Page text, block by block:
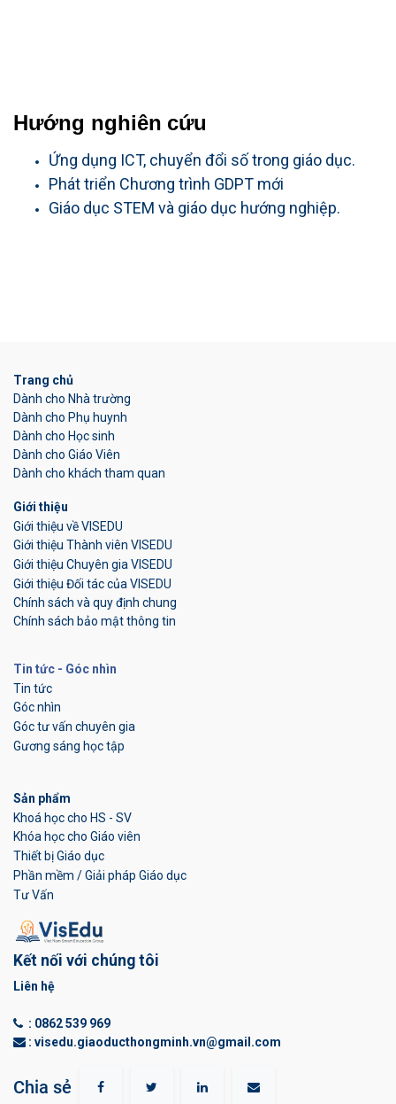
Hướng nghiên cứu
Ứng dụng ICT, chuyển đổi số trong giáo dục.
Phát triển Chương trình GDPT mới
Giáo dục STEM và giáo dục hướng nghiệp.
Trang chủ
Dành cho Nhà trường
Dành cho Phụ huynh
Dành cho Học sinh
Dành cho Giáo Viên
Dành cho khách tham quan
Giới thiệu
Giới thiệu về VISEDU
Giới thiệu Thành viên VISEDU
Giới thiệu Chuyên gia VISEDU
Giới thiệu Đối tác của VISEDU
Chính sách và quy định chung
Chính sách bảo mật thông tin
Tin tức - Góc nhìn
Tin tức
Góc nhìn
Góc tư vấn chuyên gia
Gương sáng học tập
Sản phẩm
Khoá học cho HS - SV
Khóa học cho Giáo viên
Thiết bị Giáo dục
Phần mềm / Giải pháp Giáo dục
Tư Vấn
Kết nối với chúng tôi
Liên hệ
: 0862 539 969
: visedu.giaoducthongminh.vn@gmail.com
Chia sẻ